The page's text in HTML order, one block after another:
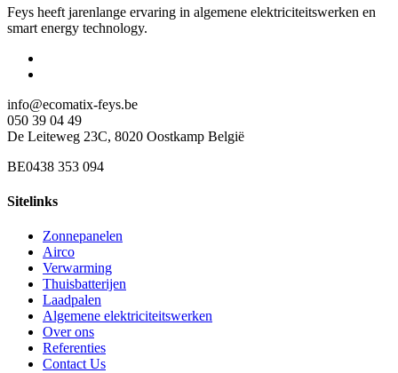
Feys heeft jarenlange ervaring in algemene elektriciteitswerken en
smart energy technology.
info@ecomatix-feys.be
050 39 04 49
De Leiteweg 23C, 8020 Oostkamp België
BE0438 353 094
Sitelinks
Zonnepanelen
Airco
Verwarming
Thuisbatterijen
Laadpalen
Algemene elektriciteitswerken
Over ons
Referenties
Contact Us